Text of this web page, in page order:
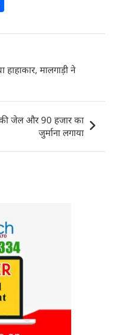
ar
e
मालगाड़ी ने
जेल और 90 हजार का
जुर्माना लगाया